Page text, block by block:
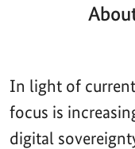
In light of
focus is
digital